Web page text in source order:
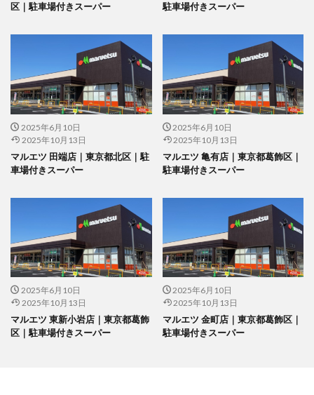
区｜駐車場付きスーパー
駐車場付きスーパー
2025年6月10日
2025年10月13日
マルエツ 田端店｜東京都北区｜駐
車場付きスーパー
2025年6月10日
2025年10月13日
マルエツ 亀有店｜東京都葛飾区｜
駐車場付きスーパー
2025年6月10日
2025年10月13日
マルエツ 東新小岩店｜東京都葛飾
区｜駐車場付きスーパー
2025年6月10日
2025年10月13日
マルエツ 金町店｜東京都葛飾区｜
駐車場付きスーパー